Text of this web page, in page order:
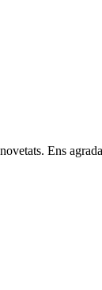
Ens